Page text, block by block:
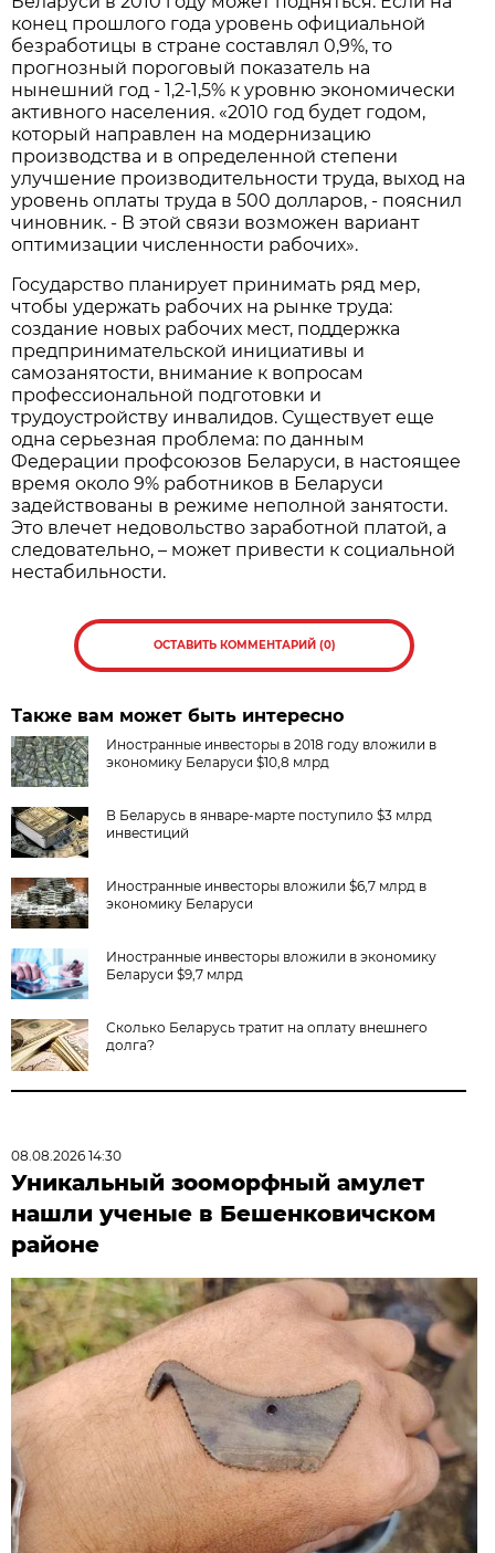
конец прошлого года уровень официальной
безработицы в стране составлял 0,9%, то
прогнозный пороговый показатель на
нынешний год - 1,2-1,5% к уровню экономически
активного населения. «2010 год будет годом,
который направлен на модернизацию
производства и в определенной степени
улучшение производительности труда, выход на
уровень оплаты труда в 500 долларов, - пояснил
чиновник. - В этой связи возможен вариант
оптимизации численности рабочих».
Государство планирует принимать ряд мер,
чтобы удержать рабочих на рынке труда:
создание новых рабочих мест, поддержка
предпринимательской инициативы и
самозанятости, внимание к вопросам
профессиональной подготовки и
трудоустройству инвалидов. Существует еще
одна серьезная проблема: по данным
Федерации профсоюзов Беларуси, в настоящее
время около 9% работников в Беларуси
задействованы в режиме неполной занятости.
Это влечет недовольство заработной платой, а
следовательно, – может привести к социальной
нестабильности.
ОСТАВИТЬ КОММЕНТАРИЙ (0)
Также вам может быть интересно
Иностранные инвесторы в 2018 году вложили в
экономику Беларуси $10,8 млрд
В Беларусь в январе-марте поступило $3 млрд
инвестиций
Иностранные инвесторы вложили $6,7 млрд в
экономику Беларуси
Иностранные инвесторы вложили в экономику
Беларуси $9,7 млрд
Сколько Беларусь тратит на оплату внешнего
долга?
08.08.2026 14:30
Уникальный зооморфный амулет
нашли ученые в Бешенковичском
районе